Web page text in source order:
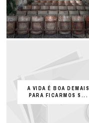
A VIDA É BOA DEMAIS
PARA FICARMOS S...